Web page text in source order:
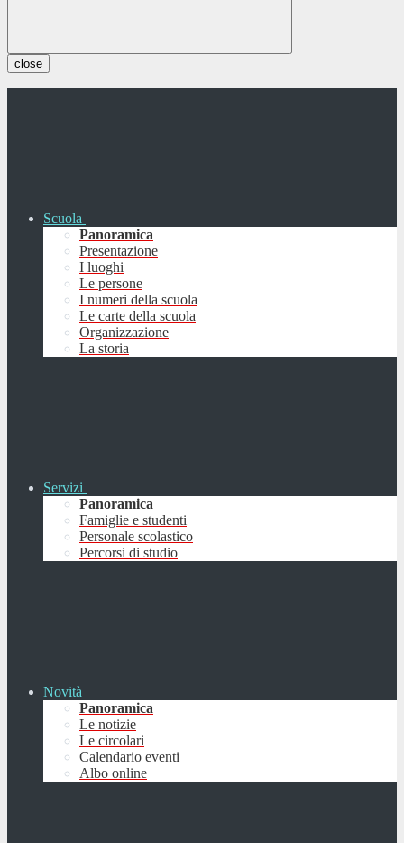
close
Scuola
Panoramica
Presentazione
I luoghi
Le persone
I numeri della scuola
Le carte della scuola
Organizzazione
La storia
Servizi
Panoramica
Famiglie e studenti
Personale scolastico
Percorsi di studio
Novità
Panoramica
Le notizie
Le circolari
Calendario eventi
Albo online